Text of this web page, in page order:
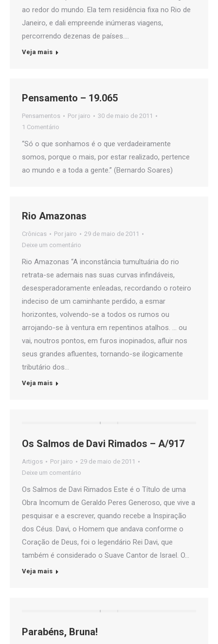
ao redor do mundo. Ela tem residência fixa no Rio de
Janeiro, e dali empreende inúmeras viagens,
percorrendo dezenas de países.…
Veja mais
Pensamento – 19.065
Pensamentos Por jairo
30 de maio de 2011
1 Comentário
“Só o que sonhamos é o que verdadeiramente
somos, porque o mais, por estar realizado, pertence
ao mundo e a toda a gente.” (Bernardo Soares)
Rio Amazonas
Crônicas Por jairo
29 de maio de 2011
Deixe um comentário
Rio Amazonas “A inconstância tumultuária do rio
retrata-se ademais nas suas curvas infindáveis,
desesperadoramente enleadas, recordando o roteiro
indeciso de um caminhante perdido, a esmar
horizontes, volvendo-se a todos os rumos ou
arrojando-se à ventura em repentinos atalhos. … ou
vai, noutros pontos, em furos inopinados, afluir nos
seus grandes afluentes, tornando-se ilogicamente
tributário dos…
Veja mais
Os Salmos de Davi Rimados – A/917
Artigos Por jairo
29 de maio de 2011
Deixe um comentário
Os Salmos de Davi Rimados Este é o Título de uma
Obra Incomum de Geraldo Peres Generoso, que vive a
pesquisar e a escrever, quando recebe a Inspiração
dos Céus. Davi, o Homem que andava conforme o
Coração de Deus, foi o legendário Rei Davi, que
também é considerado o Suave Cantor de Israel. O…
Veja mais
Parabéns, Bruna!